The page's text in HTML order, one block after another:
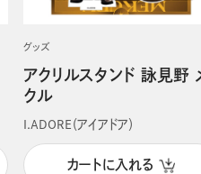
グッズ
アクリルスタンド 詠見野
クル
I.ADORE（アイアドア）
カートに入れる